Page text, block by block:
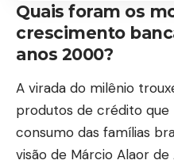
Quais foram os
crescimento
anos 2000?
A virada do milênio
produtos de crédito que
consumo das famílias
visão de Márcio Alaor de